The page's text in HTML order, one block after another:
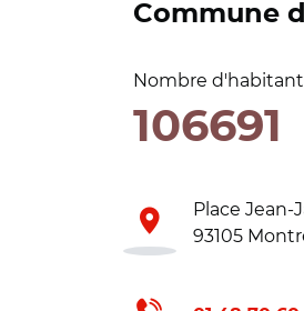
Commune
Nombre
106691
Place Jean-
93105